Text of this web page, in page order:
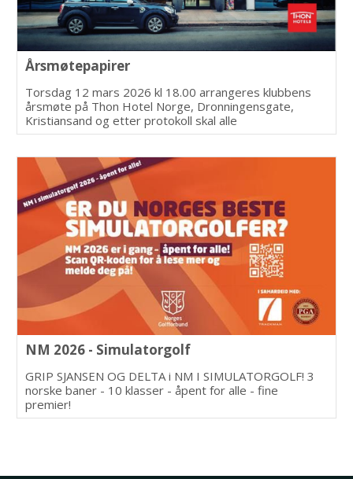
Årsmøtepapirer
Torsdag 12 mars 2026 kl 18.00 arrangeres klubbens
årsmøte på Thon Hotel Norge, Dronningensgate,
Kristiansand og etter protokoll skal alle
årsmøtepapirene publiseres senest 1 uke i
NM 2026 - Simulatorgolf
GRIP SJANSEN OG DELTA i NM I SIMULATORGOLF! 3
norske baner - 10 klasser - åpent for alle - fine
premier!